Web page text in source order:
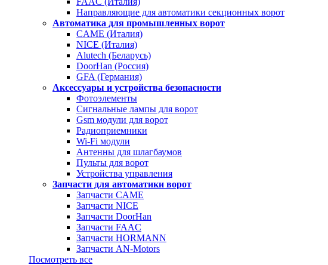
Направляющие для автоматики секционных ворот
Автоматика для промышленных ворот
CAME (Италия)
NICE (Италия)
Alutech (Беларусь)
DoorHan (Россия)
GFA (Германия)
Аксессуары и устройства безопасности
Фотоэлементы
Сигнальные лампы для ворот
Gsm модули для ворот
Радиоприемники
Wi-Fi модули
Антенны для шлагбаумов
Пульты для ворот
Устройства управления
Запчасти для автоматики ворот
Запчасти CAME
Запчасти NICE
Запчасти DoorHan
Запчасти FAAC
Запчасти HORMANN
Запчасти AN-Motors
Посмотреть все